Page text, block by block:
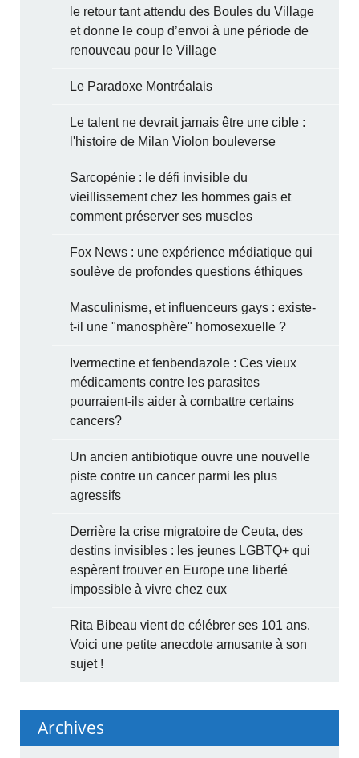
le retour tant attendu des Boules du Village
et donne le coup d’envoi à une période de
renouveau pour le Village
Le Paradoxe Montréalais
Le talent ne devrait jamais être une cible :
l'histoire de Milan Violon bouleverse
Sarcopénie : le défi invisible du
vieillissement chez les hommes gais et
comment préserver ses muscles
Fox News : une expérience médiatique qui
soulève de profondes questions éthiques
Masculinisme, et influenceurs gays : existe-
t-il une "manosphère" homosexuelle ?
Ivermectine et fenbendazole : Ces vieux
médicaments contre les parasites
pourraient-ils aider à combattre certains
cancers?
Un ancien antibiotique ouvre une nouvelle
piste contre un cancer parmi les plus
agressifs
Derrière la crise migratoire de Ceuta, des
destins invisibles : les jeunes LGBTQ+ qui
espèrent trouver en Europe une liberté
impossible à vivre chez eux
Rita Bibeau vient de célébrer ses 101 ans.
Voici une petite anecdote amusante à son
sujet !
Archives